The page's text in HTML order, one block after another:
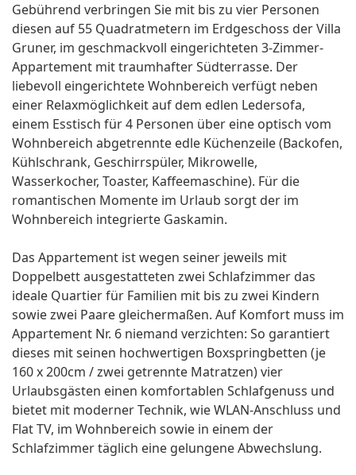
Gebührend verbringen Sie mit bis zu vier Personen
diesen auf 55 Quadratmetern im Erdgeschoss der Villa
Gruner, im geschmackvoll eingerichteten 3-Zimmer-
Appartement mit traumhafter Südterrasse. Der
liebevoll eingerichtete Wohnbereich verfügt neben
einer Relaxmöglichkeit auf dem edlen Ledersofa,
einem Esstisch für 4 Personen über eine optisch vom
Wohnbereich abgetrennte edle Küchenzeile (Backofen,
Kühlschrank, Geschirrspüler, Mikrowelle,
Wasserkocher, Toaster, Kaffeemaschine). Für die
romantischen Momente im Urlaub sorgt der im
Wohnbereich integrierte Gaskamin.
Das Appartement ist wegen seiner jeweils mit
Doppelbett ausgestatteten zwei Schlafzimmer das
ideale Quartier für Familien mit bis zu zwei Kindern
sowie zwei Paare gleichermaßen. Auf Komfort muss im
Appartement Nr. 6 niemand verzichten: So garantiert
dieses mit seinen hochwertigen Boxspringbetten (je
160 x 200cm / zwei getrennte Matratzen) vier
Urlaubsgästen einen komfortablen Schlafgenuss und
bietet mit moderner Technik, wie WLAN-Anschluss und
Flat TV, im Wohnbereich sowie in einem der
Schlafzimmer täglich eine gelungene Abwechslung.